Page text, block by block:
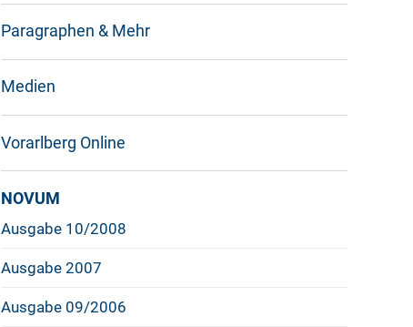
Paragraphen & Mehr
Medien
Vorarlberg Online
NOVUM
Ausgabe 10/2008
Ausgabe 2007
Ausgabe 09/2006